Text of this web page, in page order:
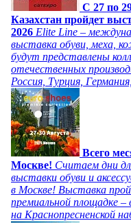
C 27 по
Казахстан пройдет
2026 Elite Line –
выставка обуви, меха,
будут представлены
отечественных
Россия, Турция,
Всего
Москве! Считаем дни
выставки обуви и
в Москве! Выставка
премиальной площадке
на Краснопресненской